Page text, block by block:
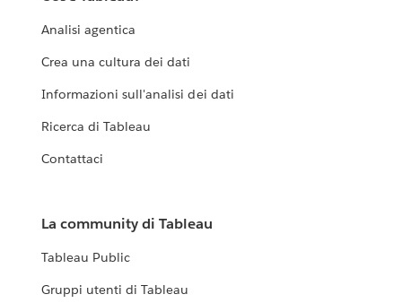
Analisi agentica
Crea una cultura dei dati
Informazioni sull'analisi dei dati
Ricerca di Tableau
Contattaci
La community di Tableau
Tableau Public
Gruppi utenti di Tableau